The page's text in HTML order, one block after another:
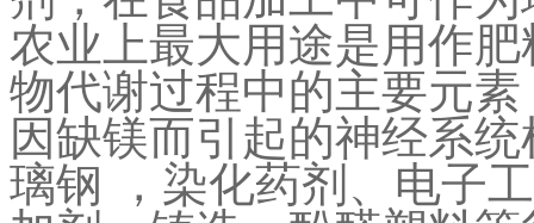
农业上最大用途是用作
物代谢过程中的主要元
因缺镁而引起的神经系
璃钢 ，染化药剂、电子